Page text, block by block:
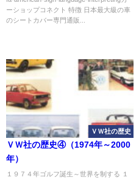
ーショップコネクト 特徴 日本最大級の車
のシートカバー専門通販...
ＶＷ社の歴史
ＶＷ社の歴史④（1974年～2000
年）
１９７４年ゴルフ誕生～世界を制する １